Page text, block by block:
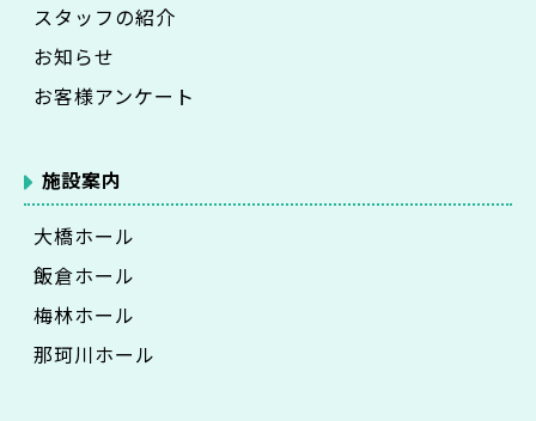
スタッフの紹介
お知らせ
お客様アンケート
施設案内
大橋ホール
飯倉ホール
梅林ホール
那珂川ホール